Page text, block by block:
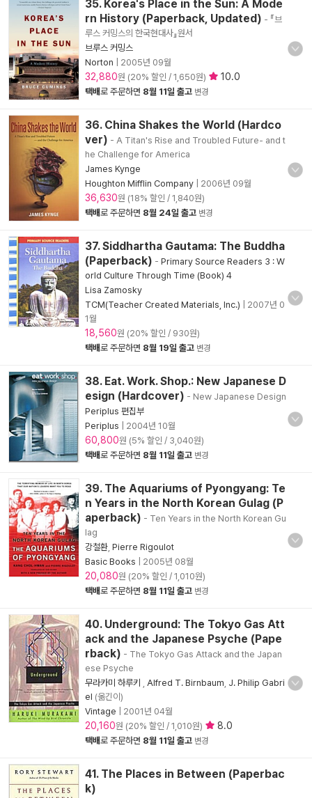
35. Korea's Place in the Sun: A Mode
rn History (Paperback, Updated) - 『브
루스 커밍스의 한국현대사』원서
브루스 커밍스
Norton
2005년 09월
32,880원 (20% 할인 / 1,650원) 10.0
택배로 주문하면 8월 11일 출고 변경
36. China Shakes the World (Hardco
ver) - A Titan's Rise and Troubled Future- and t
he Challenge for America
James Kynge
Houghton Mifflin Company
2006년 09월
36,630원 (18% 할인 / 1,840원)
택배로 주문하면 8월 24일 출고 변경
37. Siddhartha Gautama: The Buddha
(Paperback) - Primary Source Readers 3 : W
orld Culture Through Time (Book) 4
Lisa Zamosky
TCM(Teacher Created Materials, Inc.)
2007년 0
1월
18,560원 (20% 할인 / 930원)
택배로 주문하면 8월 19일 출고 변경
38. Eat. Work. Shop.: New Japanese D
esign (Hardcover) - New Japanese Design
Periplus 편집부
Periplus
2004년 10월
60,800원 (5% 할인 / 3,040원)
택배로 주문하면 8월 11일 출고 변경
39. The Aquariums of Pyongyang: Te
n Years in the North Korean Gulag (P
aperback) - Ten Years in the North Korean Gu
lag
강철환 Pierre Rigoulot
Basic Books
2005년 08월
20,080원 (20% 할인 / 1,010원)
택배로 주문하면 8월 11일 출고 변경
40. Underground: The Tokyo Gas Att
ack and the Japanese Psyche (Pape
rback) - The Tokyo Gas Attack and the Japan
ese Psyche
무라카미 하루키
Alfred T. Birnbaum J. Philip Gabri
el (옮긴이)
Vintage
2001년 04월
20,160원 (20% 할인 / 1,010원) 8.0
택배로 주문하면 8월 11일 출고 변경
41. The Places in Between (Paperbac
k)